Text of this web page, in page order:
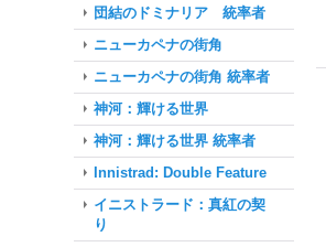
団結のドミナリア 統率者
ニューカペナの街角
ニューカペナの街角 統率者
神河：輝ける世界
神河：輝ける世界 統率者
Innistrad: Double Feature
イニストラード：真紅の契
り